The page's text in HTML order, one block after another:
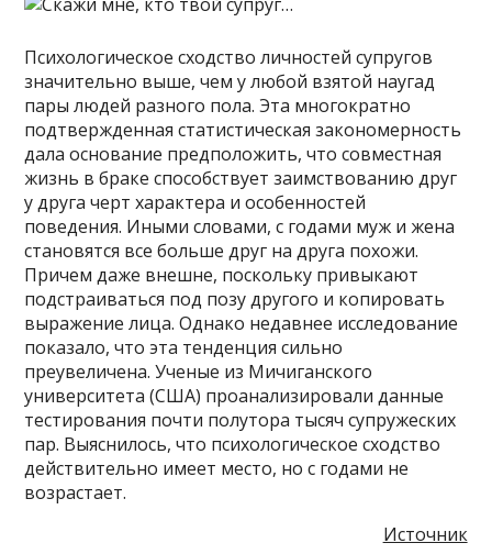
Психологическое сходство личностей супругов
значительно выше, чем у любой взятой наугад
пары людей разного пола. Эта многократно
подтвержденная статистическая закономерность
дала основание предположить, что совместная
жизнь в браке способствует заимствованию друг
у друга черт характера и особенностей
поведения. Иными словами, с годами муж и жена
становятся все больше друг на друга похожи.
Причем даже внешне, поскольку привыкают
подстраиваться под позу другого и копировать
выражение лица. Однако недавнее исследование
показало, что эта тенденция сильно
преувеличена. Ученые из Мичиганского
университета (США) проанализировали данные
тестирования почти полутора тысяч супружеских
пар. Выяснилось, что психологическое сходство
действительно имеет место, но с годами не
возрастает.
Источник